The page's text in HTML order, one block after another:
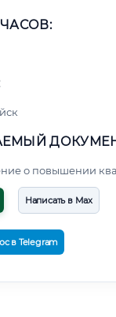
о повышении
Написать в Max
в Telegram